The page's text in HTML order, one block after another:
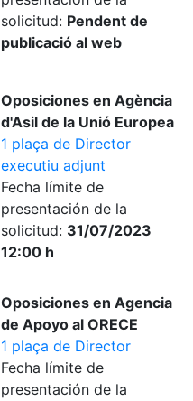
solicitud: Pendent de
publicació al web
Oposiciones en Agència
d'Asil de la Unió Europea
1 plaça de Director
executiu adjunt
Fecha límite de
presentación de la
solicitud: 31/07/2023
12:00 h
Oposiciones en Agencia
de Apoyo al ORECE
1 plaça de Director
Fecha límite de
presentación de la